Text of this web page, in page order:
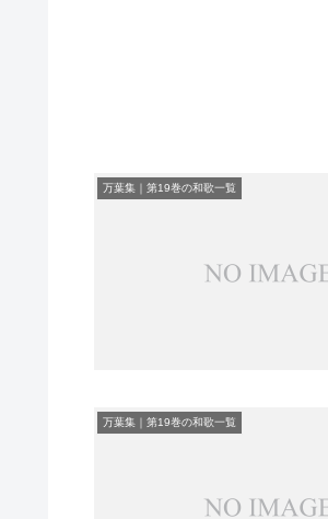
万葉集｜第19巻の和歌一覧
万葉集｜第19巻の和歌一覧